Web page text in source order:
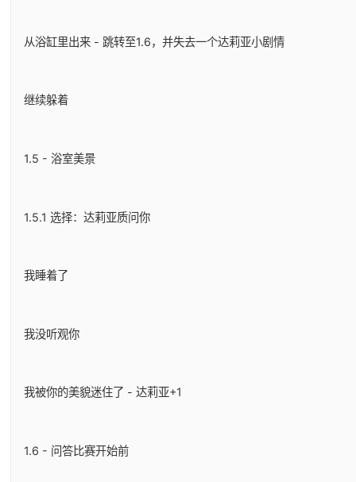
从浴缸里出来 - 跳转至1.6，并失去一个达莉亚小剧情
继续躲着
1.5 - 浴室美景
1.5.1 选择：达莉亚质问你
我睡着了
我没听观你
我被你的美貌迷住了 - 达莉亚+1
1.6 - 问答比赛开始前